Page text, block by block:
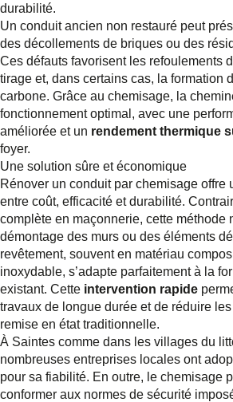
durabilité.
Un conduit ancien non restauré peut
des décollements de briques ou des
Ces défauts favorisent les refoulements
tirage et, dans certains cas, la formation
carbone. Grâce au chemisage, la
fonctionnement optimal, avec une
améliorée et un rendement thermique
foyer.
Une solution sûre et économique
Rénover un conduit par chemisage offre
entre coût, efficacité et durabilité.
complète en maçonnerie, cette méthode
démontage des murs ou des éléments
revêtement, souvent en matériau
inoxydable, s’adapte parfaitement à la
existant. Cette intervention rapide
travaux de longue durée et de réduire
remise en état traditionnelle.
À Saintes comme dans les villages du
nombreuses entreprises locales ont
pour sa fiabilité. En outre, le chemisage
conformer aux normes de sécurité